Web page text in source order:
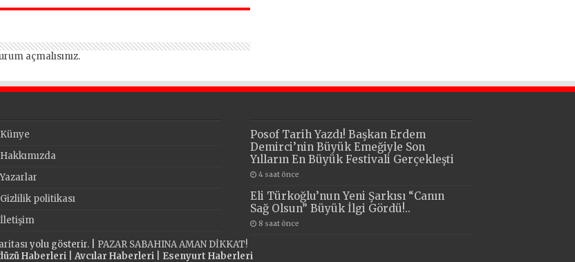
açmalısınız.
Künye
Hakkımızda
Yazarlar
Gizlilik politikası
İletişim
Posof Tarih Yazdı! Başkan Erdem
Demirci’nin Büyük Emeğiyle Son
Yılların En Büyük Festivali Gerçekleşti
4 saat önce
Eli Türkoğlu’nun Yeni Şarkısı “Canın
Sağ Olsun” Büyük İlgi Gördü!..
8 saat önce
yolu gösterir. | PAZAR SABAHINA AMAN DİKKAT!
Haberleri
Avcılar Haberleri Esenyurt Haberleri